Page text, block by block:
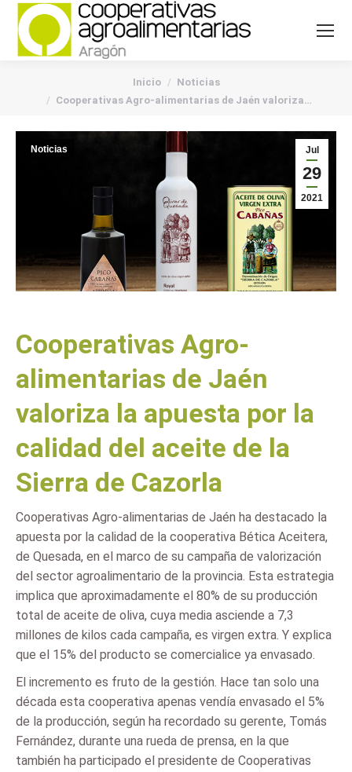
Inicio
Noticias
Cooperativas Agro-alimentarias de Jaén valoriza…
Jul
29
2021
Noticias
Cooperativas Agro-
alimentarias de Jaén
valoriza la apuesta por la
calidad del aceite de la
Sierra de Cazorla
Cooperativas Agro-alimentarias de Jaén ha destacado la
apuesta por la calidad de la cooperativa Bética Aceitera,
de Quesada, en el marco de su campaña de valorización
del sector agroalimentario de la provincia. Esta estrategia
implica que aproximadamente el 80% de su producción
total de aceite de oliva, cuya media asciende a 7,3
millones de kilos cada campaña, es virgen extra. Y explica
que el 15% del producto se comercialice ya envasado.
El incremento es fruto de la gestión. Hace tan solo una
década esta cooperativa apenas vendía envasado el 5%
de la producción, según ha recordado su gerente, Tomás
Fernández, durante una rueda de prensa, en la que
también ha participado el presidente de Cooperativas